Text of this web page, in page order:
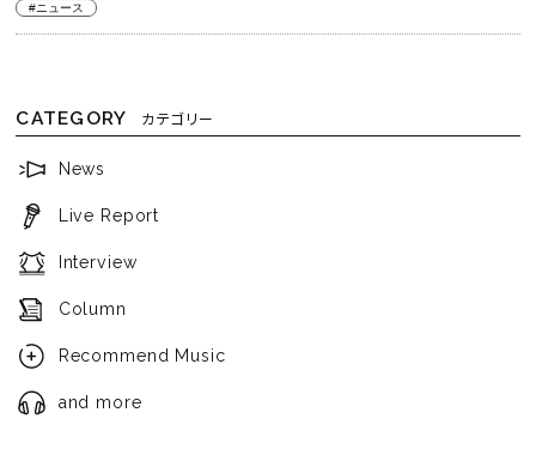
#ニュース
CATEGORY カテゴリー
News
Live Report
Interview
Column
Recommend Music
and more